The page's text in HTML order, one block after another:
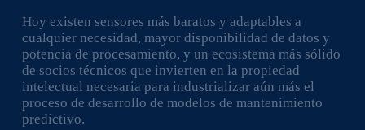
Hoy existen sensores más baratos y adaptables a
cualquier necesidad, mayor disponibilidad de datos y
potencia de procesamiento, y un ecosistema más sólido
de socios técnicos que invierten en la propiedad
intelectual necesaria para industrializar aún más el
proceso de desarrollo de modelos de mantenimiento
predictivo.